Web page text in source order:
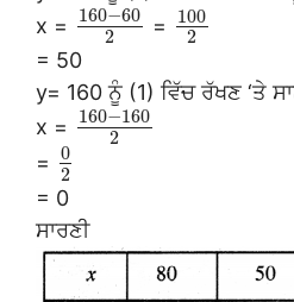
x =
160−60
2
=
100
2
= 50
y= 160 ਨੂੰ (1) ਵਿੱਚ ਰੱਖਣ ‘ਤੇ
x =
160−160
2
=
0
2
= 0
ਸਾਰਣੀ